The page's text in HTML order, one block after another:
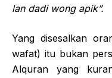
lan dadi wong apik”.
Yang disesalkan
wafat) itu bukan
Alquran yang